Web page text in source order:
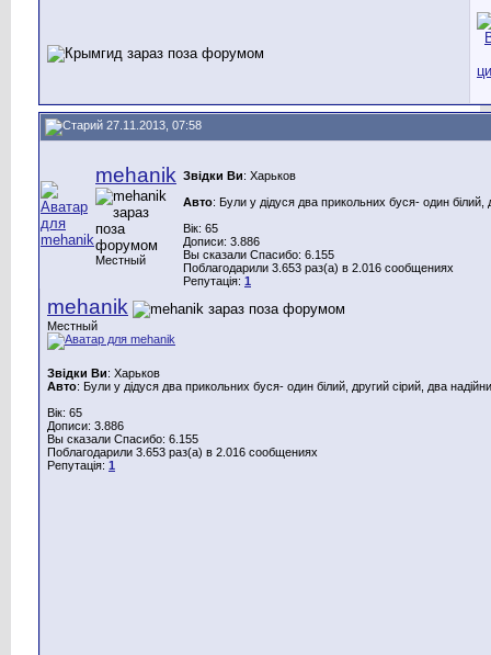
27.11.2013, 07:58
mehanik
Местный
Звідки Ви: Харьков
Авто: Були у дідуся два прикольних буся- один білий,
Вік: 65
Дописи: 3.886
Вы сказали Спасибо: 6.155
Поблагодарили 3.653 раз(а) в 2.016 сообщениях
Репутація: 1
mehanik
Местный
Звідки Ви: Харьков
Авто: Були у дідуся два прикольних буся- один білий, другий сірий, два
Вік: 65
Дописи: 3.886
Вы сказали Спасибо: 6.155
Поблагодарили 3.653 раз(а) в 2.016 сообщениях
Репутація: 1